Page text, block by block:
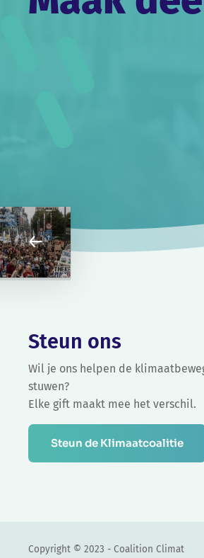
Steun ons
Wil je ons helpen de
stuwen?
Elke gift maakt mee het verschil.
Steun de Klimaatcoalitie
Copyright © 2023 - Coalition Climat